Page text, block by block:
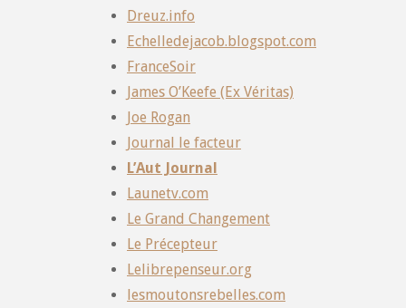
Dreuz.info
Echelledejacob.blogspot.com
FranceSoir
James O’Keefe (Ex Véritas)
Joe Rogan
Journal le facteur
L’Aut Journal
Launetv.com
Le Grand Changement
Le Précepteur
Lelibrepenseur.org
lesmoutonsrebelles.com